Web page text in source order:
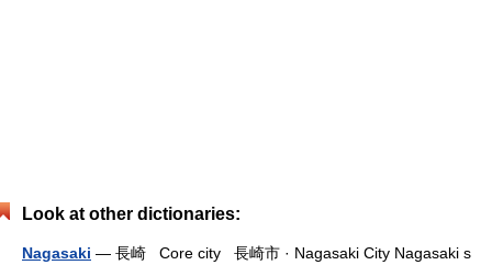
Look at other dictionaries:
Nagasaki — 長崎 Core city 長崎市 · Nagasaki City Nagasaki s